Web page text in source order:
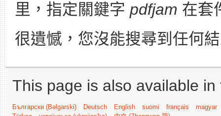
里，指定關鍵字 pdfjam 在套
很遺憾，您沒能搜尋到任何
This page is also available
Български (Bəlgarski) Deutsch English suomi français
magyar